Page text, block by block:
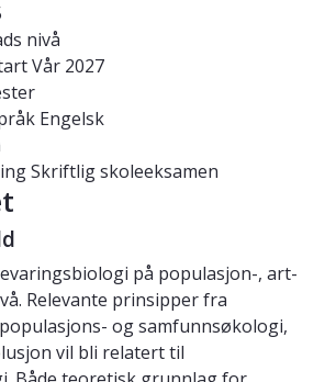
nivå
Vår 2027
Engelsk
Skriftlig skoleeksamen
på populasjon-, art-
Relevante prinsipper fra
og samfunnsøkologi,
vil bli relatert til